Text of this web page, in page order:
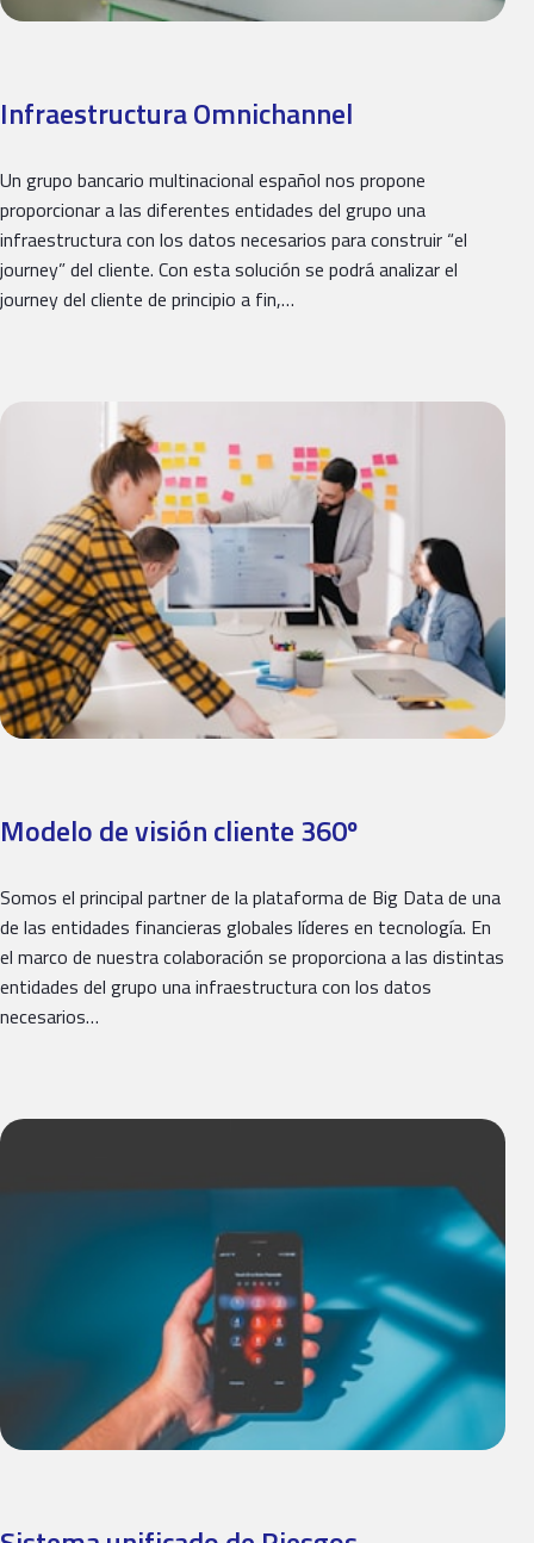
Infraestructura Omnichannel
Un grupo bancario multinacional español nos propone
proporcionar a las diferentes entidades del grupo una
infraestructura con los datos necesarios para construir “el
journey” del cliente. Con esta solución se podrá analizar el
journey del cliente de principio a fin,…
Modelo de visión cliente 360º
Somos el principal partner de la plataforma de Big Data de una
de las entidades financieras globales líderes en tecnología. En
el marco de nuestra colaboración se proporciona a las distintas
entidades del grupo una infraestructura con los datos
necesarios…